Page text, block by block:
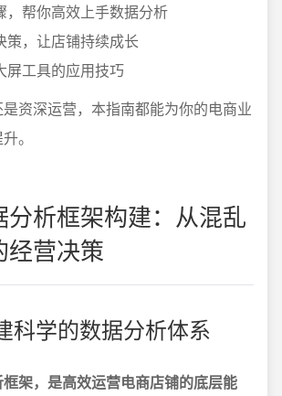
，帮你高效上手数据分析
策，让店铺持续成长
屏工具的应用技巧
资深运营，本指南都能为你的电商业
。
分析框架构建：从混乱
经营决策
科学的数据分析体系
架，是高效运营电商店铺的底层能